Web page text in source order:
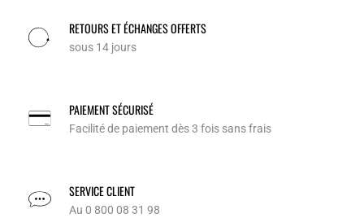
RETOURS ET ÉCHANGES OFFERTS
sous 14 jours
PAIEMENT SÉCURISÉ
Facilité de paiement dès 3 fois sans frais
SERVICE CLIENT
Au 0 800 08 31 98